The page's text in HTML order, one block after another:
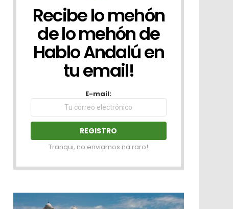
NEWSLETTER
Recibe lo mehón
de lo mehón de
Hablo Andalú en
tu email!
E-mail:
Tranqui, no enviamos na raro!